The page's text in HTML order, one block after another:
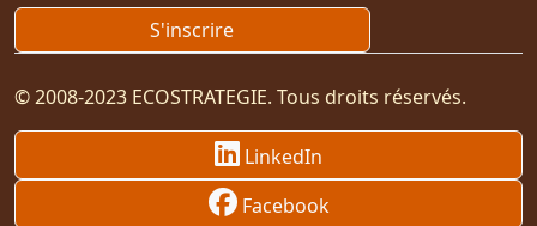
S'inscrire
© 2008-2023 ECOSTRATEGIE. Tous droits réservés.
LinkedIn
Facebook